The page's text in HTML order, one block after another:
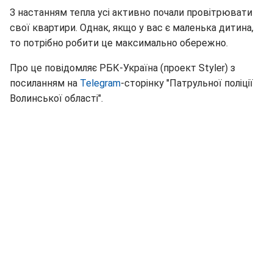
З настанням тепла усі активно почали провітрювати
свої квартири. Однак, якщо у вас є маленька дитина,
то потрібно робити це максимально обережно.
Про це повідомляє РБК-Україна (проект Styler) з
посиланням на Telegram-сторінку "Патрульної поліції
Волинської області".